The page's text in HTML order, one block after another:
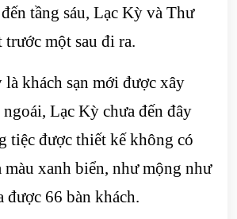
tầng sáu, Lạc Kỳ và Thư
một sau đi ra.
là khách sạn mới được xây
Lạc Kỳ chưa đến đây
tiệc được thiết kế không có
màu xanh biển, như mộng như
được 66 bàn khách.